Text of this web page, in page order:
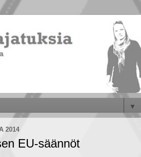
▼
2014
EU-säännöt